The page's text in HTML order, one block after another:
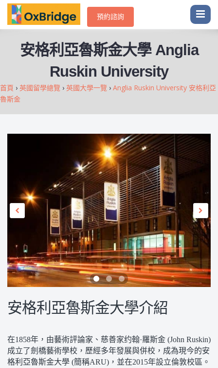
預約諮詢
安格利亞魯斯金大學 Anglia
Ruskin University
首頁 › 英國留學總覽 › 英國大學一覽 › Anglia Ruskin University 安格利亞
魯斯金
安格利亞魯斯金大學介紹
在1858年，由藝術評論家、慈善家约翰·羅斯金 (John Ruskin)
成立了劍橋藝術學校，歷經多年發展與併校，成為現今的安
格利亞魯斯金大學 (簡稱ARU)，並在2015年設立倫敦校區。